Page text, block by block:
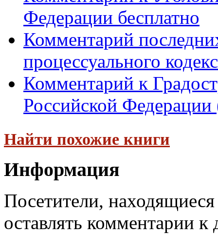
Федерации бесплатно
Комментарий
процессуального
Комментарий к
Российской
Найти похожие книги
Информация
Посетители,
оставлять комментарии к